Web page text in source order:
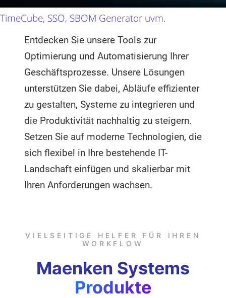
TimeCube, SSO, SBOM Generator uvm.
Entdecken Sie unsere Tools zur
Optimierung und Automatisierung Ihrer
Geschäftsprozesse. Unsere Lösungen
unterstützen Sie dabei, Abläufe effizienter
zu gestalten, Systeme zu integrieren und
die Produktivität nachhaltig zu steigern.
Setzen Sie auf moderne Technologien, die
sich flexibel in Ihre bestehende IT-
Landschaft einfügen und skalierbar mit
Ihren Anforderungen wachsen.
VIELSEITIGE HELFER FÜR IHREN
WORKFLOW
Maenken Systems
Produkte